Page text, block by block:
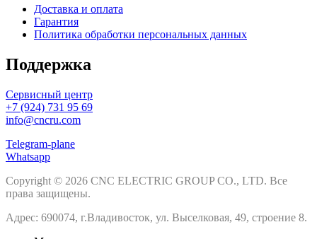
Доставка и оплата
Гарантия
Политика обработки персональных данных
Поддержка
Сервисный центр
+7 (924) 731 95 69
info@cncru.com
Telegram-plane
Whatsapp
Copyright © 2026 CNC ELECTRIC GROUP CO., LTD. Все
права защищены.
Адрес: 690074, г.Владивосток, ул. Выселковая, 49, строение 8.